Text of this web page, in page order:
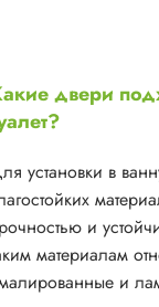
двери
установки в
и
материалам
и